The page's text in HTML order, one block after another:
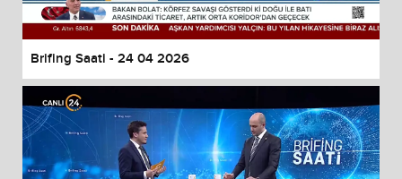
Brifing Saati - 24 04 2026